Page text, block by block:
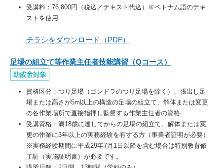
受講料：76,800円（税込／テキスト代込）※ベトナム語のテキ
ストを使用
チラシをダウンロード（PDF）
足場の組立て等作業主任者技能講習（Qコース）
資格区分：つり足場（ゴンドラのつり足場を除く）、張出し足
場または高さが5m以上の構造の足場の組立て、解体または変更
の各作業場所で直接指揮し監督する作業主任者の資格
受講資格：満18歳に達してからの足場の組立て、解体または変
更の作業に3年以上の実務経験を有する方（事業者証明が必要）
※実務経験期間に平成29年7月1日以降を含む場合は特別教育修
了証（実施証明書）が必要です。